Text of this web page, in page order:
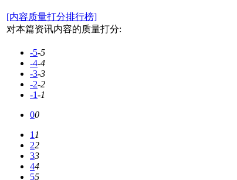
[内容质量打分排行榜]
对本篇资讯内容的质量打分:
-5-5
-4-4
-3-3
-2-2
-1-1
00
11
22
33
44
55